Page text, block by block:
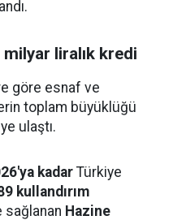
liralık kredi
göre esnaf ve
toplam büyüklüğü
ulaştı.
kadar Türkiye
kullandırım
Hazine